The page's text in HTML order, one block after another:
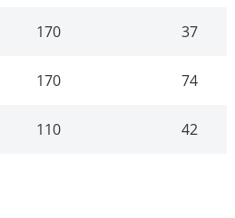
170 37
170 74
110 42